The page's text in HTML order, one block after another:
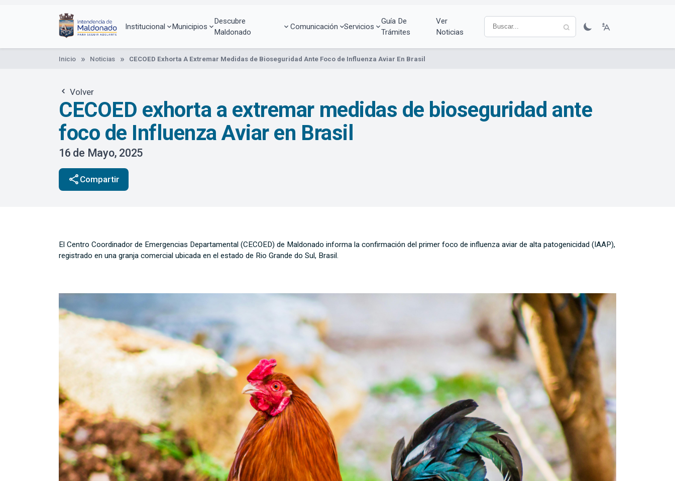
Institucional Municipios
Descubre
Maldonado
Comunicación Servicios
Guía De
Trámites
Ver
Noticias
Inicio Noticias CECOED Exhorta A Extremar Medidas de Bioseguridad Ante Foco de Influenza Aviar En Brasil
Volver
CECOED exhorta a extremar medidas de bioseguridad ante
foco de Influenza Aviar en Brasil
16 de Mayo, 2025
share Compartir
El Centro Coordinador de Emergencias Departamental (CECOED) de Maldonado informa la confirmación del primer foco de influenza aviar de alta patogenicidad (IAAP),
registrado en una granja comercial ubicada en el estado de Rio Grande do Sul, Brasil.